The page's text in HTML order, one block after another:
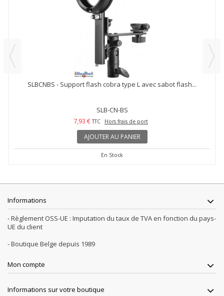
SLBCNBS - Support flash cobra type L avec sabot flash...
SLB-CN-BS
7,93 € TTC Hors frais de port
AJOUTER AU PANIER
En Stock
Informations
- Règlement OSS-UE : Imputation du taux de TVA en fonction du pays-
UE du client
- Boutique Belge depuis 1989
Mon compte
Informations sur votre boutique